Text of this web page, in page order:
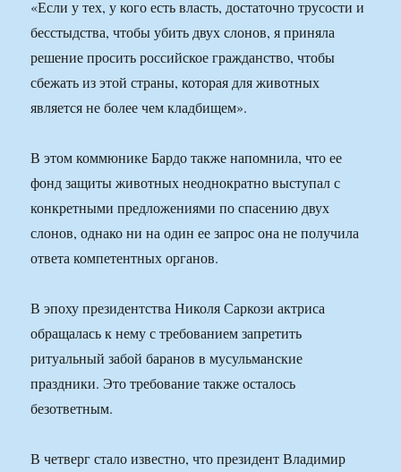
«Если у тех, у кого есть власть, достаточно трусости и
бесстыдства, чтобы убить двух слонов, я приняла
решение просить российское гражданство, чтобы
сбежать из этой страны, которая для животных
является не более чем кладбищем».
В этом коммюнике Бардо также напомнила, что ее
фонд защиты животных неоднократно выступал с
конкретными предложениями по спасению двух
слонов, однако ни на один ее запрос она не получила
ответа компетентных органов.
В эпоху президентства Николя Саркози актриса
обращалась к нему с требованием запретить
ритуальный забой баранов в мусульманские
праздники. Это требование также осталось
безответным.
В четверг стало известно, что президент Владимир